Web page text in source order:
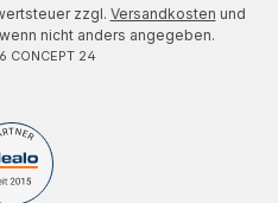
zzgl. Versandkosten und
nicht anders angegeben.
CONCEPT 24